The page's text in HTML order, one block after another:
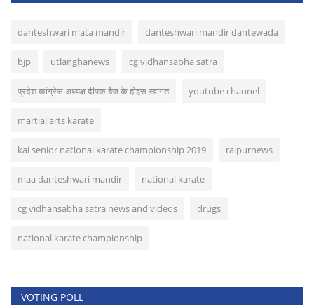
danteshwari mata mandir danteshwari mandir dantewada
bjp utlanghanews cg vidhansabha satra
प्रदेश कांग्रेस अध्यक्ष दीपक बैज के होइस स्वागत youtube channel
martial arts karate
kai senior national karate championship 2019 raipurnews
maa danteshwari mandir national karate
cg vidhansabha satra news and videos drugs
national karate championship
VOTING POLL